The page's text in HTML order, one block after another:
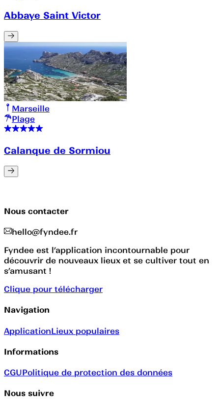
Abbaye Saint Victor
Marseille
Plage
Calanque de Sormiou
Nous contacter
hello@fyndee.fr
Fyndee est l’application incontournable pour
découvrir de nouveaux lieux et se cultiver tout en
s’amusant !
Clique pour télécharger
Navigation
ApplicationLieux populaires
Informations
CGUPolitique de protection des données
Nous suivre